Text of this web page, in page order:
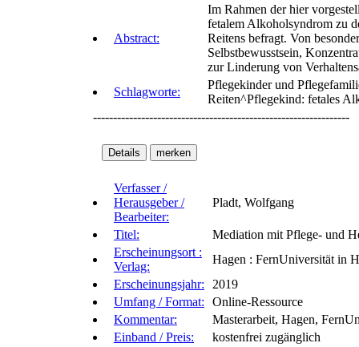
Abstract:
Im Rahmen der hier
fetalem Alkoholsyndrom zu
Reitens befragt. Von
Selbstbewusstsein,
zur Linderung von
Schlagworte:
Pflegekinder und
Reiten^Pflegekind: fetales
----------------------------------------------------------------
Verfasser /
Herausgeber /
Bearbeiter:
Pladt, Wolfgang
Titel:
Mediation mit Pflege- und
Erscheinungsort :
Verlag:
Hagen : FernUniversität in
Erscheinungsjahr:
2019
Umfang / Format:
Online-Ressource
Kommentar:
Masterarbeit, Hagen,
Einband / Preis:
kostenfrei zugänglich